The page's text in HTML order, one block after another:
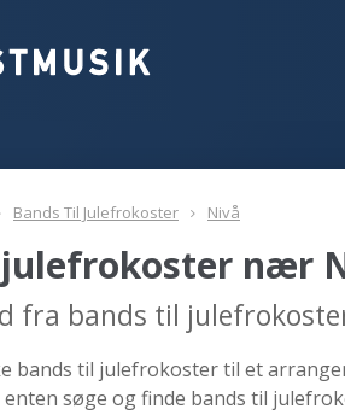
Bands Til Julefrokoster Nivå
nær
fra bands til
bands til julefrokoster til et
søge og finde bands til